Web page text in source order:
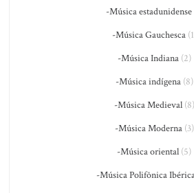
-Música estadunidense
-Música Gauchesca
-Música Indiana(2)
-Música indígena(8)
-Música Medieval(8)
-Música Moderna(3)
-Música oriental (5)
-Música Polifônica